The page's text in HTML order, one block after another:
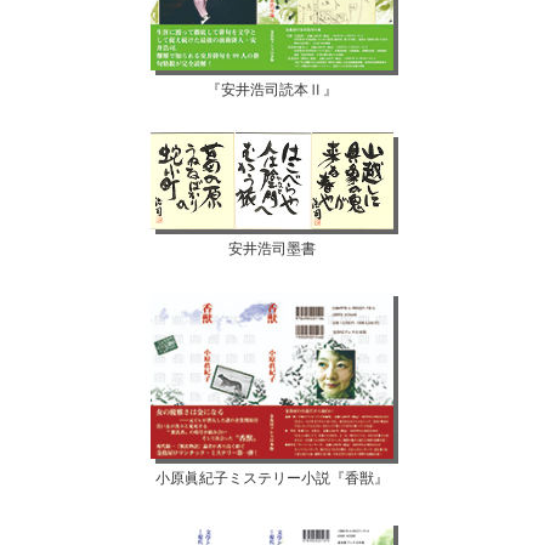
『安井浩司読本Ⅱ』
安井浩司墨書
小原眞紀子ミステリー小説『香獣』